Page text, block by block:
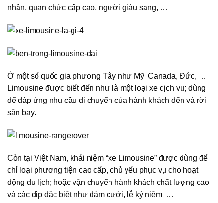
nhân, quan chức cấp cao, người giàu sang, …
Ở một số quốc gia phương Tây như Mỹ, Canada, Đức, …
Limousine được biết đến như là một loại xe dịch vụ; dùng
để đáp ứng nhu cầu di chuyển của hành khách đến và rời
sân bay.
Còn tại Việt Nam, khái niệm “xe Limousine” được dùng để
chỉ loại phương tiện cao cấp, chủ yếu phục vụ cho hoạt
động du lịch; hoặc vận chuyển hành khách chất lượng cao
và các dịp đặc biệt như đám cưới, lễ kỷ niệm, …